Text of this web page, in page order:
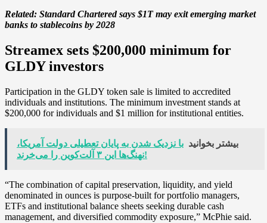
Related: Standard Chartered says $1T may exit emerging market
banks to stablecoins by 2028
Streamex sets $200,000 minimum for
GLDY investors
Participation in the GLDY token sale is limited to accredited
individuals and institutions. The minimum investment stands at
$200,000 for individuals and $1 million for institutional entities.
بیشتر بخوانید با نزدیک شدن به پایان تعطیلی دولت آمریکا،
نهنگ‌ها این ۳ آلت‌کوین را می‌خرند!
“The combination of capital preservation, liquidity, and yield
denominated in ounces is purpose-built for portfolio managers,
ETFs and institutional balance sheets seeking durable cash
management, and diversified commodity exposure,” McPhie said.